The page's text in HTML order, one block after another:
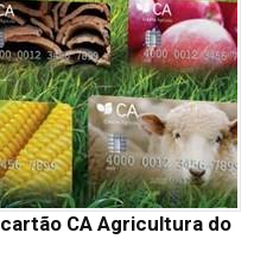
CA Agricultura do